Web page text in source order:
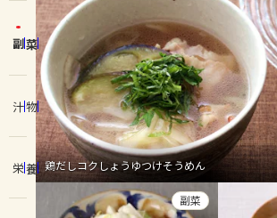
ホーム
コンテンツ
レシピ
トーク
人気の食材・レシピ
きゅうり なす トマト
と
ピーマン
みょうが ゴーヤ
副菜
汁物
栄養 鶏だしコクしょうゆつけそうめん
副菜